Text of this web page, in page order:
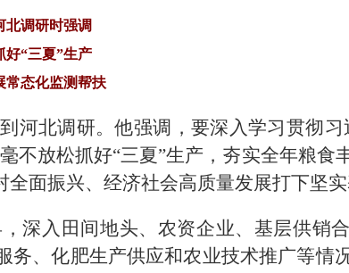
北调研时强调
好“三夏”生产
常态化监测帮扶
河北调研。他强调，要深入学习贯彻习
不放松抓好“三夏”生产，夯实全年粮食
面振兴、经济社会高质量发展打下坚实
深入田间地头、农资企业、基层供销
、化肥生产供应和农业技术推广等情